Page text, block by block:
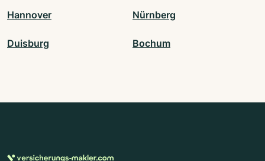
Hannover Nürnberg
Duisburg Bochum